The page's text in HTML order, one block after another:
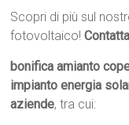
Scopri di più sul
fotovoltaico!
bonifica amianto
impianto energia
aziende, tra cui: